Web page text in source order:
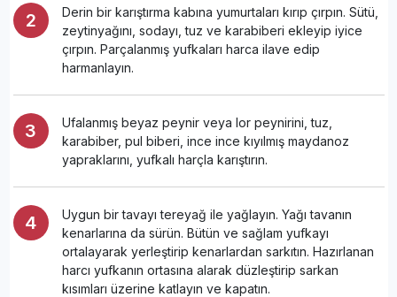
Derin bir karıştırma kabına yumurtaları kırıp çırpın. Sütü,
zeytinyağını, sodayı, tuz ve karabiberi ekleyip iyice
çırpın. Parçalanmış yufkaları harca ilave edip
harmanlayın.
Ufalanmış beyaz peynir veya lor peynirini, tuz,
karabiber, pul biberi, ince ince kıyılmış maydanoz
yapraklarını, yufkalı harçla karıştırın.
Uygun bir tavayı tereyağ ile yağlayın. Yağı tavanın
kenarlarına da sürün. Bütün ve sağlam yufkayı
ortalayarak yerleştirip kenarlardan sarkıtın. Hazırlanan
harcı yufkanın ortasına alarak düzleştirip sarkan
kısımları üzerine katlayın ve kapatın.